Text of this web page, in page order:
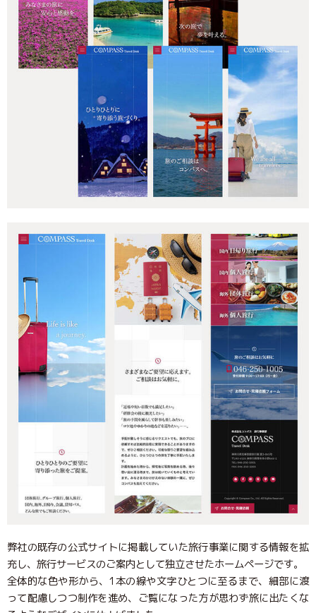
弊社の既存の公式サイトに掲載していた旅行事業に関する情報を拡
充し、旅行サービスのご案内として独立させたホームページです。
全体的な色や形から、1本の線や文字ひとつに至るまで、細部に渡
って配慮しつつ制作を進め、ご覧になった方が思わず旅に出たくな